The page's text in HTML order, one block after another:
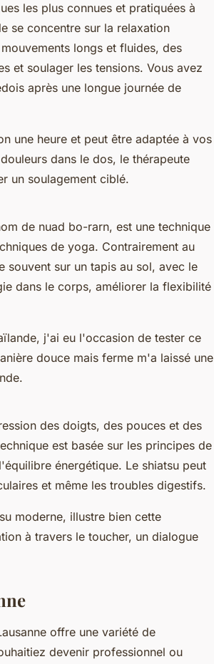
les plus connues et pratiquées à
se concentre sur la relaxation
longs et fluides, des
et soulager les tensions. Vous avez
après une longue journée de
une heure et peut être adaptée à vos
dans le dos, le thérapeute
un soulagement ciblé.
de nuad bo-rarn, est une technique
de yoga. Contrairement au
souvent sur un tapis au sol, avec le
dans le corps, améliorer la flexibilité
j'ai eu l'occasion de tester ce
douce mais ferme m'a laissé une
des doigts, des pouces et des
est basée sur les principes de
énergétique. Le shiatsu peut
et même les troubles digestifs.
moderne, illustre bien cette
à travers le toucher, un dialogue
offre une variété de
devenir professionnel ou